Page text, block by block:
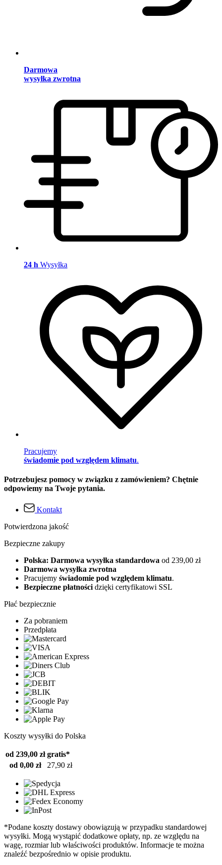
Darmowa
wysyłka zwrotna
24 h Wysyłka
Pracujemy
świadomie pod względem klimatu.
Potrzebujesz pomocy w związku z zamówieniem? Chętnie
odpowiemy na Twoje pytania.
Kontakt
Potwierdzona jakość
Bezpieczne zakupy
Polska: Darmowa wysyłka standardowa od 239,00 zł
Darmowa wysyłka zwrotna
Pracujemy świadomie pod względem klimatu.
Bezpieczne płatności dzięki certyfikatowi SSL
Płać bezpiecznie
Za pobraniem
Przedpłata
Koszty wysyłki do Polska
od 239,00 zł gratis*
od 0,00 zł
27,90 zł
*Podane koszty dostawy obowiązują w przypadku standardowej
wysyłki. Mogą wystąpić dodatkowe opłaty, np. ze względu na
wagę, rozmiar lub właściwości produktów. Informacje te można
znaleźć bezpośrednio w opisie produktu.